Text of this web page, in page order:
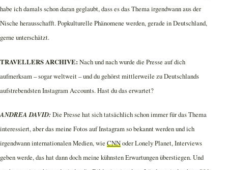
habe ich damals schon daran geglaubt, dass es das Thema irgendwann aus der
Nische herausschafft. Popkulturelle Phänomene werden, gerade in Deutschland,
gerne unterschätzt.
TRAVELLERS ARCHIVE: Nach und nach wurde die Presse auf dich
aufmerksam – sogar weltweit – und du gehörst mittlerweile zu Deutschlands
aufstrebendsten Instagram Accounts. Hast du das erwartet?
ANDREA DAVID:Die Presse hat sich tatsächlich schon immer für das Thema
interessiert, aber das meine Fotos auf Instagram so bekannt werden und ich
irgendwann internationalen Medien, wie CNNoder Lonely Planet, Interviews
geben werde, das hat dann doch meine kühnsten Erwartungen überstiegen. Und